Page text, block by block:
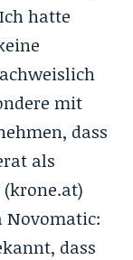
hatte
mit
dass
als
(krone.at)
Novomatic:
dass